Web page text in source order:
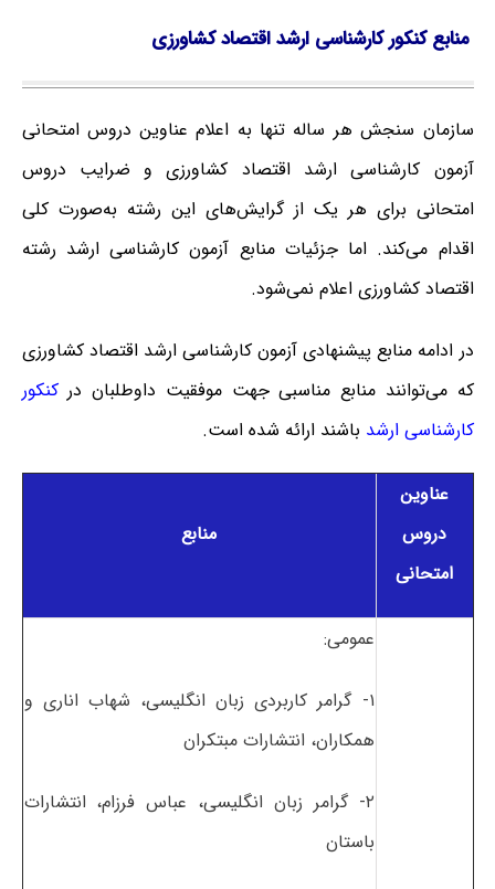
منابع کنکور کارشناسی ارشد اقتصاد کشاورزی
سازمان سنجش هر ساله تنها به اعلام عناوین دروس امتحانی
آزمون کارشناسی ارشد اقتصاد کشاورزی و ضرایب دروس
امتحانی برای هر یک از گرایش‌های این رشته به‌صورت کلی
اقدام می‌کند. اما جزئیات منابع آزمون کارشناسی ارشد رشته
اقتصاد کشاورزی اعلام نمی‌شود.
در ادامه منابع پیشنهادی آزمون کارشناسی ارشد اقتصاد کشاورزی
که می‌توانند منابع مناسبی جهت موفقیت داوطلبان درکنکور
کارشناسی ارشد باشند ارائه شده است.
عناوین
دروس
امتحانی
منابع
عمومی:
۱- گرامر کاربردی زبان انگلیسی، شهاب اناری و
همکاران، انتشارات مبتکران
۲- گرامر زبان انگلیسی، عباس فرزام، انتشارات
باستان